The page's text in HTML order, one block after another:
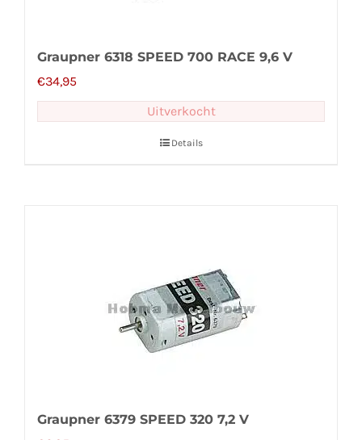
Graupner 6318 SPEED 700 RACE 9,6 V
€34,95
Uitverkocht
Details
Graupner 6379 SPEED 320 7,2 V